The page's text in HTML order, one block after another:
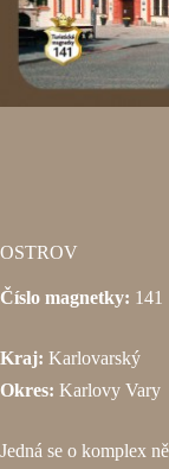
OSTROV
Číslo magnetky: 141
Kraj: Karlovarský
Okres: Karlovy Vary
Jedná se o komplex